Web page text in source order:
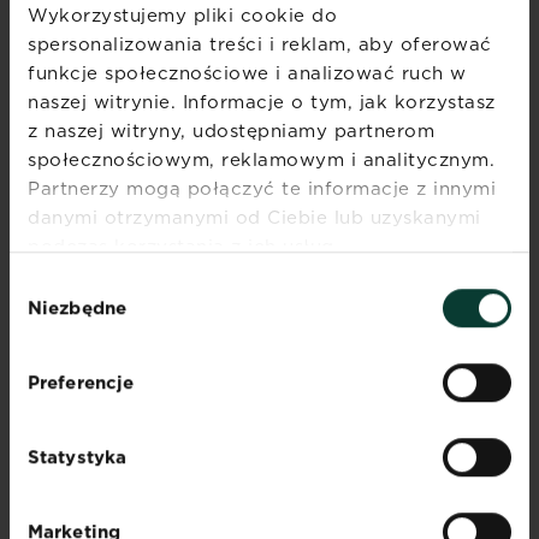
Wykorzystujemy pliki cookie do
spersonalizowania treści i reklam, aby oferować
funkcje społecznościowe i analizować ruch w
naszej witrynie. Informacje o tym, jak korzystasz
z naszej witryny, udostępniamy partnerom
społecznościowym, reklamowym i analitycznym.
Partnerzy mogą połączyć te informacje z innymi
danymi otrzymanymi od Ciebie lub uzyskanymi
podczas korzystania z ich usług.
zgody
Niezbędne
Preferencje
Statystyka
Marketing
rośliny, krzewy i drzewka
do donic wybrać?
Wybór
roślin
taras
lub
balkon
powinien
przypadku.
taras
cieszyć
Czytaj więcejKwiaty na taras – jakie rośliny, krzewy i
Kiedy przycinać róże na
wiosnę, a kiedy przed